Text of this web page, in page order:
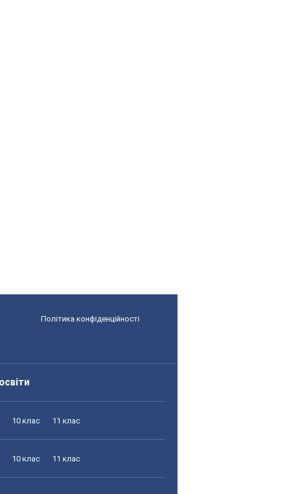
Політика конфіденційності
10 клас 11 клас
10 клас 11 клас